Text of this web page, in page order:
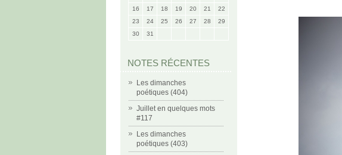
16
17 18 19 20 21
22
23
24 25 26 27 28
29
30
31
NOTES RÉCENTES
Les dimanches
poétiques (404)
Juillet en quelques mots
#117
Les dimanches
poétiques (403)